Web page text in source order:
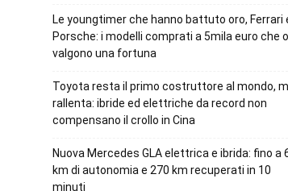
Le youngtimer che hanno battuto oro, Ferrari
Porsche: i modelli comprati a 5mila euro che
valgono una fortuna
Toyota resta il primo costruttore al mondo,
rallenta: ibride ed elettriche da record non
compensano il crollo in Cina
Nuova Mercedes GLA elettrica e ibrida: fino a
km di autonomia e 270 km recuperati in 10
minuti